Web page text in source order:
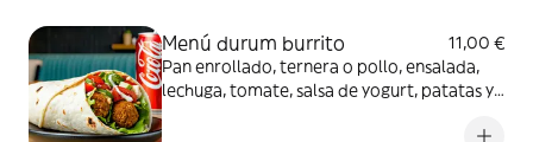
Menú durum burrito
11,00 €
Pan enrollado, ternera o pollo, ensalada,
lechuga, tomate, salsa de yogurt, patatas y